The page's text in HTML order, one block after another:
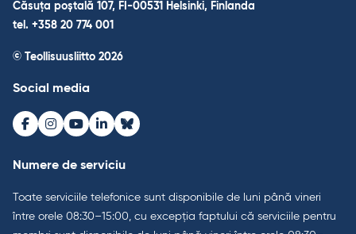
Căsuța poștală 107, FI-00531 Helsinki, Finlanda
tel. +358 20 774 001
© Teollisuusliitto 2026
Social media
Facebook
Instagram
Youtube
LinkedInBluesky
Numere de serviciu
Toate serviciile telefonice sunt disponibile de luni până vineri
între orele 08:30–15:00, cu excepția faptului că serviciile pentru